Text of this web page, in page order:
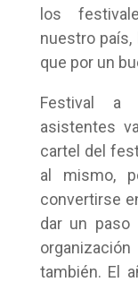
los
nuestro
que por un
Festival a
asistentes
cartel del
al mismo,
convertirse
dar un
también. El